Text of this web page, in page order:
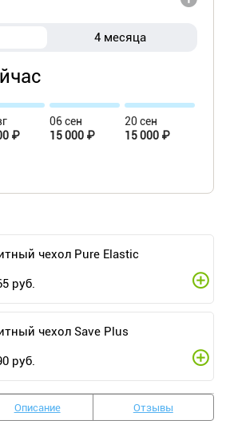
4 месяца
₽
06 сен
15 000 ₽
20 сен
15 000 ₽
чехол Pure Elastic
руб.
чехол Save Plus
руб.
Описание Отзывы